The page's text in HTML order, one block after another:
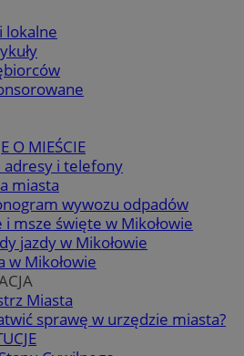
lokalne
O MIEŚCIE
adresy i telefony
miasta
wywozu odpadów
i msze święte w Mikołowie
jazdy w Mikołowie
w Mikołowie
Miasta
sprawę w urzędzie miasta?